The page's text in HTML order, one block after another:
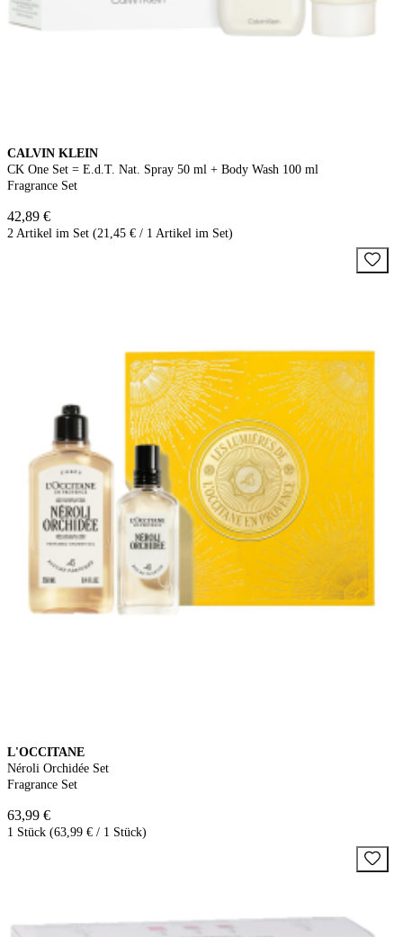
CALVIN KLEIN
CK One Set = E.d.T. Nat. Spray 50 ml + Body Wash 100 ml
Fragrance Set
42,89 €
2 Artikel im Set (21,45 € / 1 Artikel im Set)
L'OCCITANE
Néroli Orchidée Set
Fragrance Set
63,99 €
1 Stück (63,99 € / 1 Stück)